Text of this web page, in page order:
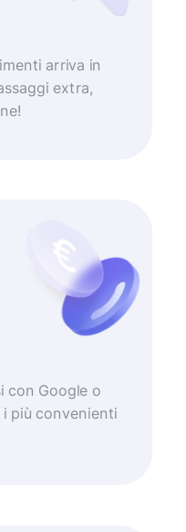
arriva in
extra,
con Google o
più convenienti